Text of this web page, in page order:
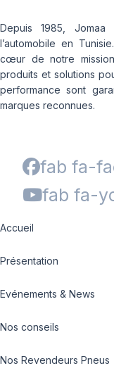
Depuis 1985,
l’automobile en
cœur de notre
produits et solutions
performance sont
marques reconnues.
fab fa-
fab fa-
Accueil
Présentation
Evénements & News
Nos conseils
Nos Revendeurs Pneus